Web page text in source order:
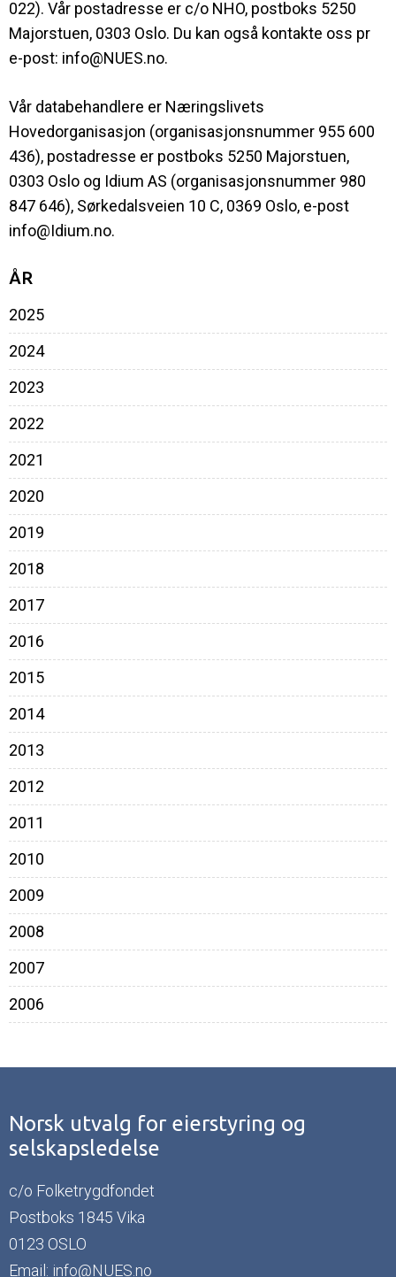
022). Vår postadresse er c/o NHO, postboks 5250
Majorstuen, 0303 Oslo. Du kan også kontakte oss pr
e-post: info@NUES.no.
Vår databehandlere er Næringslivets
Hovedorganisasjon (organisasjonsnummer 955 600
436), postadresse er postboks 5250 Majorstuen,
0303 Oslo og Idium AS (organisasjonsnummer 980
847 646), Sørkedalsveien 10 C, 0369 Oslo, e-post
info@Idium.no.
ÅR
2025
2024
2023
2022
2021
2020
2019
2018
2017
2016
2015
2014
2013
2012
2011
2010
2009
2008
2007
2006
Norsk utvalg for eierstyring og
selskapsledelse
c/o Folketrygdfondet
Postboks 1845 Vika
0123 OSLO
Email: info@NUES.no